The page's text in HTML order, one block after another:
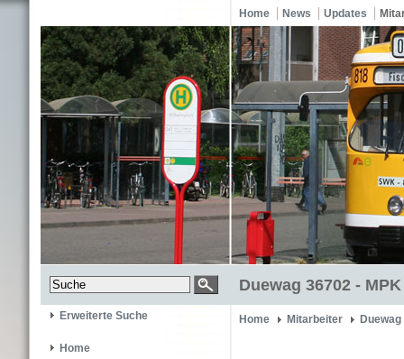
Home News Updates
Duewag 36702 -
Erweiterte Suche
Home
Home Mitarbeiter